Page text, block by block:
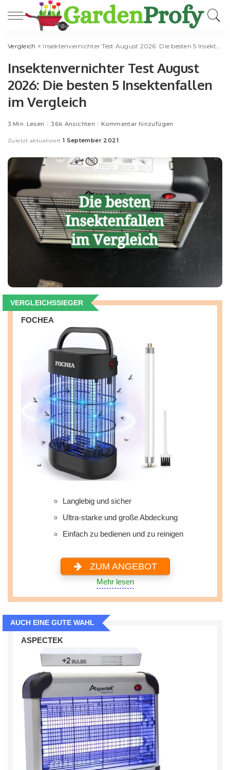
Vergleich > Insektenvernichter Test August 2026: Die besten 5 Insektenfallen im Vergleich
Insektenvernichter Test August
2026: Die besten 5 Insektenfallen
im Vergleich
3 Min. Lesen 3.6k Ansichten Kommentar hinzufügen
Zuletzt aktualisiert 1 September 2021
VERGLEICHSSIEGER
FOCHEA
Langlebig und sicher
Ultra-starke und große Abdeckung
Einfach zu bedienen und zu reinigen
ZUM ANGEBOT
Mehr lesen
AUCH EINE GUTE WAHL
ASPECTEK